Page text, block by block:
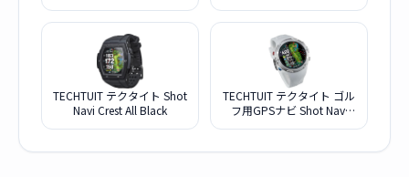
イト
TECHTUIT テクタイト Shot
Navi Crest All Black
TECHTUIT テクタイト ゴル
フ用GPSナビ Shot Navi